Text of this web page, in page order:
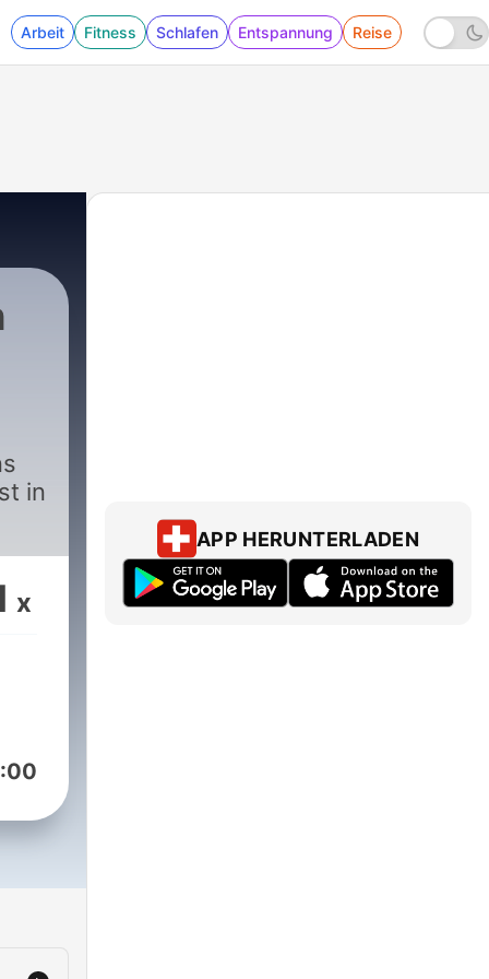
Arbeit Fitness Schlafen Entspannung Reise
in
x
APP HERUNTERLADEN